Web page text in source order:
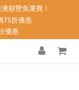
順豐免運費！
75折優惠
優惠